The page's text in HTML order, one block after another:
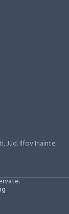
Jud. Ilfov Inainte